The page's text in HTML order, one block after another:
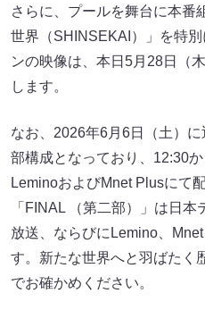
さらに、プールを舞台に本番
世界（SHINSEKAI）」を特
ンの映像は、本日5月28日（
します。
なお、2026年6月6日（土）
部構成となっており、12:30
LeminoおよびMnet Plusにて
「FINAL （第二部）」は日
放送、ならびにLemino、
す。新たな世界へと羽ばたく
でお確かめください。